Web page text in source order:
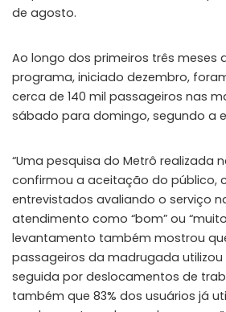
de agosto.
Ao longo dos primeiros três meses
programa, iniciado dezembro,
cerca de 140 mil passageiros nas
sábado para domingo, segundo a
“Uma pesquisa do Metrô realizada
confirmou a aceitação do público,
entrevistados avaliando o serviço
atendimento como “bom” ou
levantamento também mostrou
passageiros da madrugada utilizou
seguida por deslocamentos de
também que 83% dos usuários já